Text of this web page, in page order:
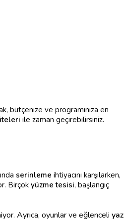
bütçenize ve programınıza en
ile zaman geçirebilirsiniz.
serinleme ihtiyacını karşılarken,
Birçok yüzme tesisi, başlangıç
Ayrıca, oyunlar ve eğlenceli yaz